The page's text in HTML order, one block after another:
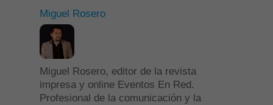
Miguel Rosero
Miguel Rosero, editor de la revista
impresa y online Eventos En Red.
Profesional de la comunicación y la